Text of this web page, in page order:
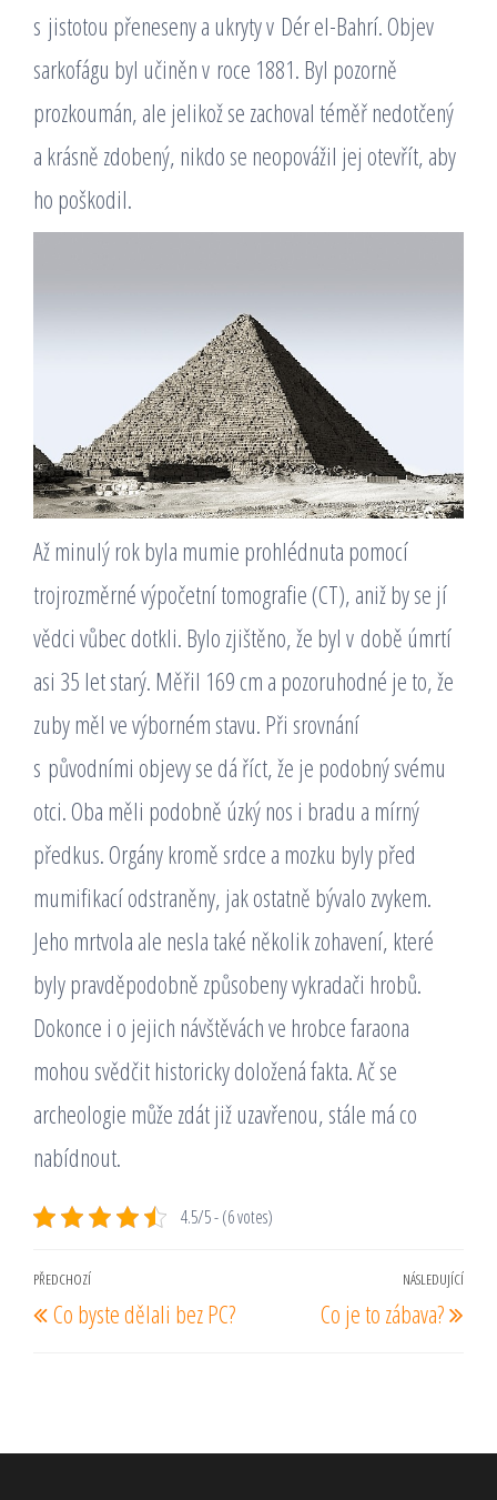
s jistotou přeneseny a ukryty v Dér el-Bahrí. Objev
sarkofágu byl učiněn v roce 1881. Byl pozorně
prozkoumán, ale jelikož se zachoval téměř nedotčený
a krásně zdobený, nikdo se neopovážil jej otevřít, aby
ho poškodil.
Až minulý rok byla mumie prohlédnuta pomocí
trojrozměrné výpočetní tomografie (CT), aniž by se jí
vědci vůbec dotkli. Bylo zjištěno, že byl v době úmrtí
asi 35 let starý. Měřil 169 cm a pozoruhodné je to, že
zuby měl ve výborném stavu. Při srovnání
s původními objevy se dá říct, že je podobný svému
otci. Oba měli podobně úzký nos i bradu a mírný
předkus. Orgány kromě srdce a mozku byly před
mumifikací odstraněny, jak ostatně bývalo zvykem.
Jeho mrtvola ale nesla také několik zohavení, které
byly pravděpodobně způsobeny vykradači hrobů.
Dokonce i o jejich návštěvách ve hrobce faraona
mohou svědčit historicky doložená fakta. Ač se
archeologie může zdát již uzavřenou, stále má co
nabídnout.
4.5/5 - (6 votes)
Navigace
pro
Předchozí
příspěvek
PŘEDCHOZÍ
Co byste dělali bez PC?
NÁSLEDUJÍCÍ
Co je to zábava?